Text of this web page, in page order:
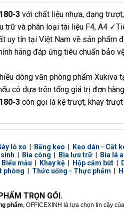
3với chất liệu nhựa, dạng
trữ và phân loại tài liệu F4, A4
uy tín tại Việt Nam về sản phẩm
hãng đáp ứng tiêu chuẩn bảo
dòng văn phòng phẩm
có dựa trên tổng giá trị đơn
3còn gọi là kệ trượt, khay
lò xo Băng keo Keo dán - Cắt
Bìa còng Bìa lưu trữ| Bìa lá
Biểu mẫu Khay kệ| Hộp cắm bút|
phòng Thức uống - Thực phẩm
TRỌN GÓI.
phẩm, OFFICEXINH là lựa chọn tin cậy